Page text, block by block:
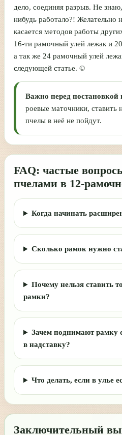
дело, соединяя разрыв. Не
нибудь работало?! Желательно
касается методов работы
16-ти рамочный улей лежак и
а так же 24 рамочный улей
следующей статье. ©
Важно перед постановкой
роевые маточники, ставить
пчелы в неё не пойдут.
FAQ: частые
пчелами в 12-
Когда начинать
Сколько рамок нужно
Почему нельзя ставить
рамки?
Зачем поднимают рамку
в надставку?
Что делать, если в улье
Заключительный